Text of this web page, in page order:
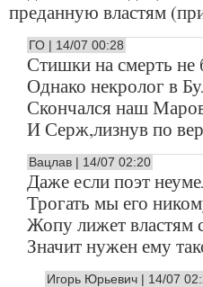
преданную властям
ГО | 14/07 00:28
Стишки на смерть не
Однако некролог в
Скончался наш
И Серж,лизнув по
Вацлав | 14/07 02:20
Даже если поэт
Трогать мы его
Жопу лижет властям
Значит нужен ему
Игорь Юрьевич | 14/07